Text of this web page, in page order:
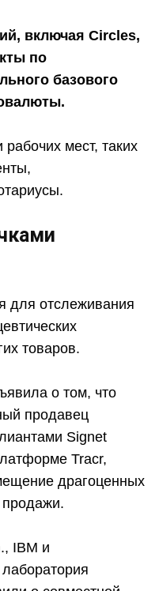
включая Circles,
по
базового
рабочих мест, таких
для отслеживания
товаров.
о том, что
продавец
Signet
Tracr,
драгоценных
продажи.
IBM и